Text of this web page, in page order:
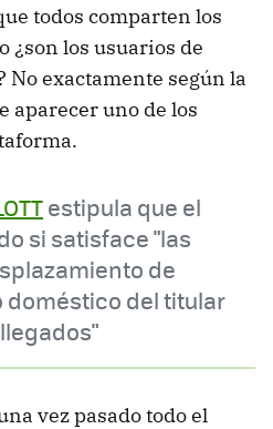
todos comparten los
¿son los usuarios de
No exactamente según la
aparecer uno de los
estipula que el
si satisface "las
de
del titular
vez pasado todo el